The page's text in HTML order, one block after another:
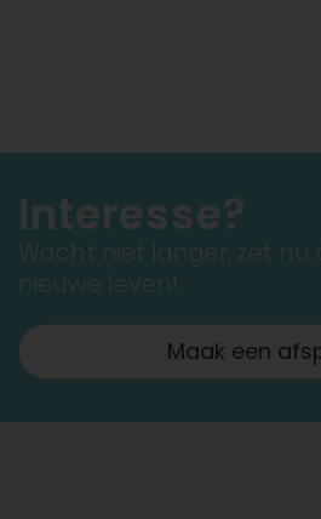
Interesse?
Wacht niet langer, zet nu
nieuwe leven!
Maak een